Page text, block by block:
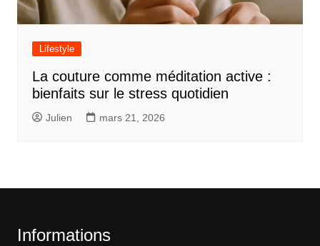
Lifestyle
La couture comme méditation active :
bienfaits sur le stress quotidien
Julien mars 21, 2026
Informations